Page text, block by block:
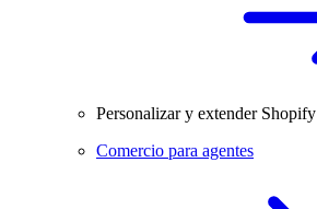
Personalizar y extender Shopify
Comercio para agentes